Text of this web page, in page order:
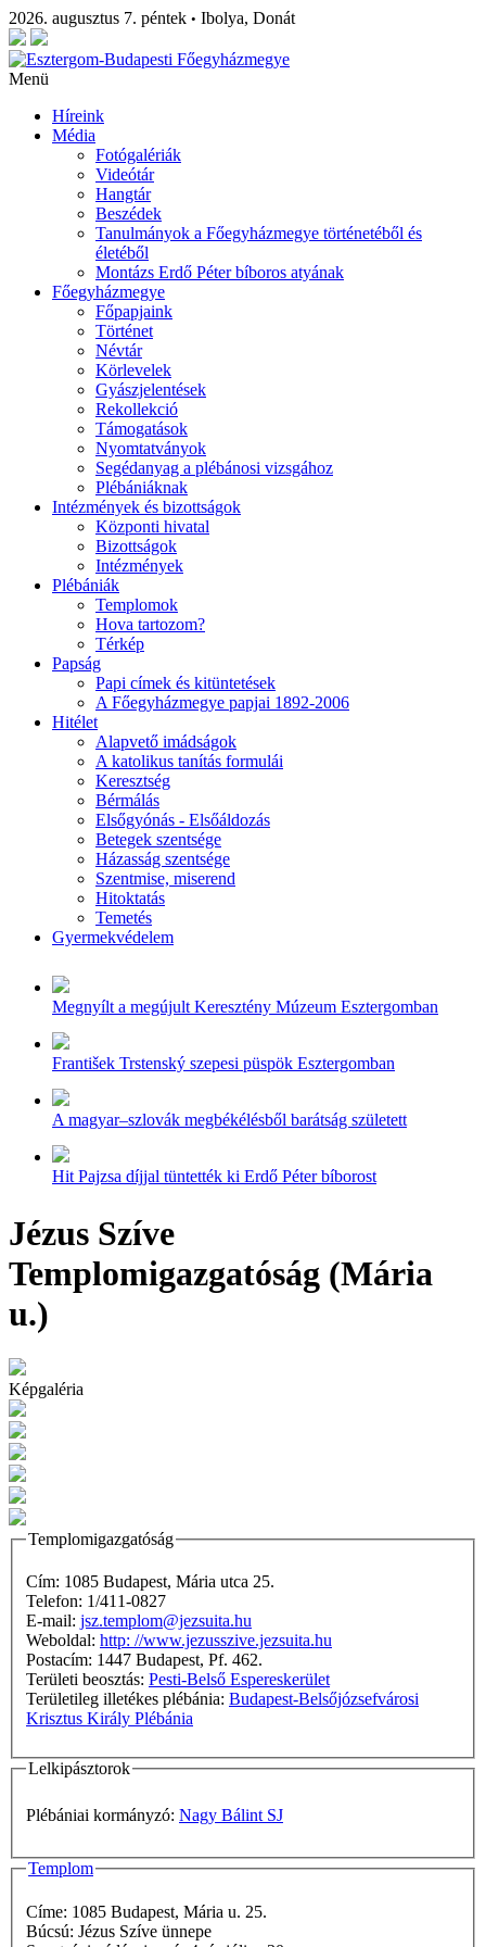
2026. augusztus 7. péntek • Ibolya, Donát
Menü
Híreink
Média
Fotógalériák
Videótár
Hangtár
Beszédek
Tanulmányok a Főegyházmegye történetéből és
életéből
Montázs Erdő Péter bíboros atyának
Főegyházmegye
Főpapjaink
Történet
Névtár
Körlevelek
Gyászjelentések
Rekollekció
Támogatások
Nyomtatványok
Segédanyag a plébánosi vizsgához
Plébániáknak
Intézmények és bizottságok
Központi hivatal
Bizottságok
Intézmények
Plébániák
Templomok
Hova tartozom?
Térkép
Papság
Papi címek és kitüntetések
A Főegyházmegye papjai 1892-2006
Hitélet
Alapvető imádságok
A katolikus tanítás formulái
Keresztség
Bérmálás
Elsőgyónás - Elsőáldozás
Betegek szentsége
Házasság szentsége
Szentmise, miserend
Hitoktatás
Temetés
Gyermekvédelem
Megnyílt a megújult Keresztény Múzeum Esztergomban
František Trstenský szepesi püspök Esztergomban
A magyar–szlovák megbékélésből barátság született
Hit Pajzsa díjjal tüntették ki Erdő Péter bíborost
Jézus Szíve
Templomigazgatóság (Mária
u.)
Képgaléria
Templomigazgatóság
Cím: 1085 Budapest, Mária utca 25.
Telefon: 1/411-0827
E-mail: jsz.templom@jezsuita.hu
Weboldal: http: //www.jezusszive.jezsuita.hu
Postacím: 1447 Budapest, Pf. 462.
Területi beosztás: Pesti-Belső Espereskerület
Területileg illetékes plébánia: Budapest-Belsőjózsefvárosi
Krisztus Király Plébánia
Lelkipásztorok
Plébániai kormányzó: Nagy Bálint SJ
Templom
Címe: 1085 Budapest, Mária u. 25.
Búcsú: Jézus Szíve ünnepe